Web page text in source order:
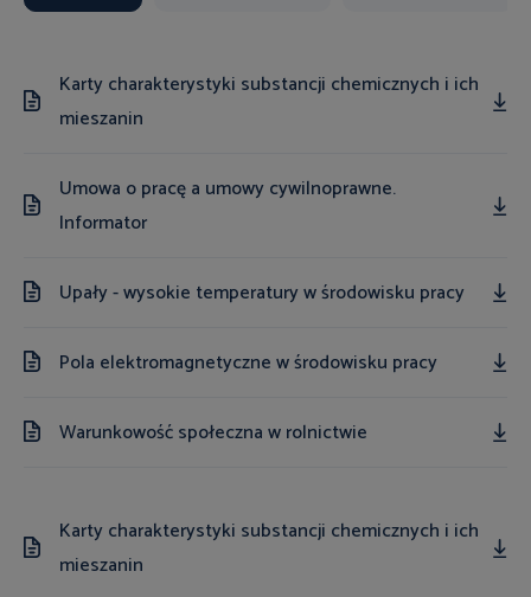
Karty charakterystyki substancji chemicznych i ich
mieszanin
Umowa o pracę a umowy cywilnoprawne.
Informator
Upały - wysokie temperatury w środowisku pracy
Pola elektromagnetyczne w środowisku pracy
Warunkowość społeczna w rolnictwie
Karty charakterystyki substancji chemicznych i ich
mieszanin